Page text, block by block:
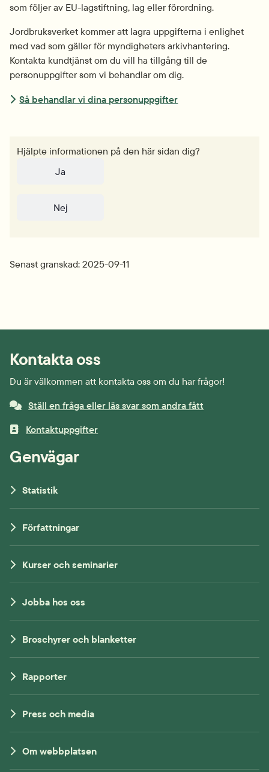
som följer av EU-lagstiftning, lag eller förordning.
Jordbruksverket kommer att lagra uppgifterna i enlighet
med vad som gäller för myndigheters arkivhantering.
Kontakta kundtjänst om du vill ha tillgång till de
personuppgifter som vi behandlar om dig.
Så behandlar vi dina personuppgifter
Hjälpte informationen på den här sidan dig?
Ja
Nej
Senast granskad: 2025-09-11
Kontakta oss
Du är välkommen att kontakta oss om du har frågor!
Ställ en fråga eller läs svar som andra fått
Kontaktuppgifter
Genvägar
Statistik
Författningar
Kurser och seminarier
Jobba hos oss
Broschyrer och blanketter
Rapporter
Press och media
Om webbplatsen